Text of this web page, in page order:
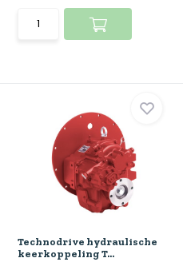
Technodrive hydraulische
keerkoppeling T...